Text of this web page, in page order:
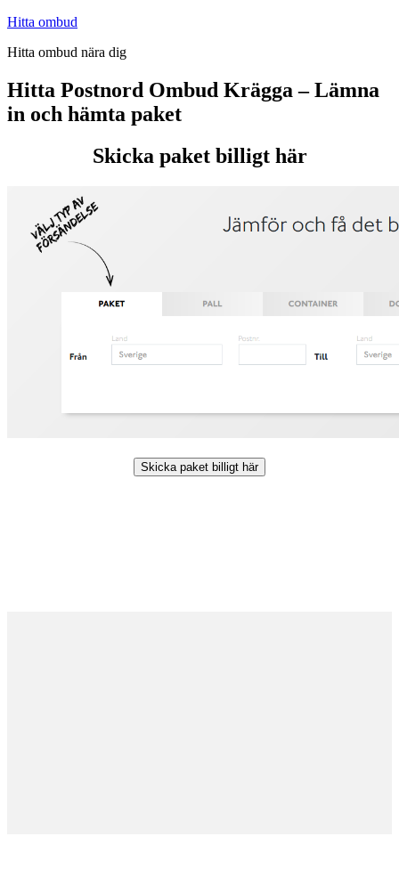
Hoppa
innehåll
Hitta ombud
Hitta ombud nära dig
Hitta Postnord Ombud Krägga – Lämna
in och hämta paket
Skicka paket billigt här
Skicka paket billigt här